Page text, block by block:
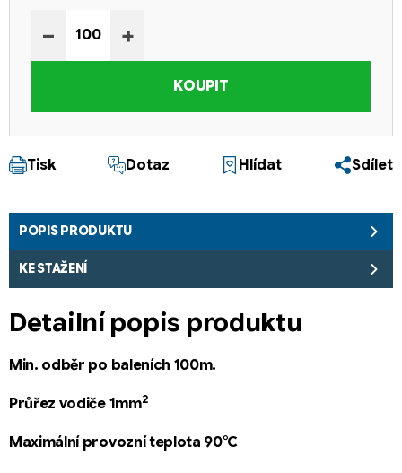
+
−
KOUPIT
Tisk Dotaz Hlídat Sdílet
POPIS PRODUKTU
KE STAŽENÍ
Detailní popis produktu
Min. odběr po baleních 100m.
Průřez vodiče 1mm2
Maximální provozní teplota 90°C